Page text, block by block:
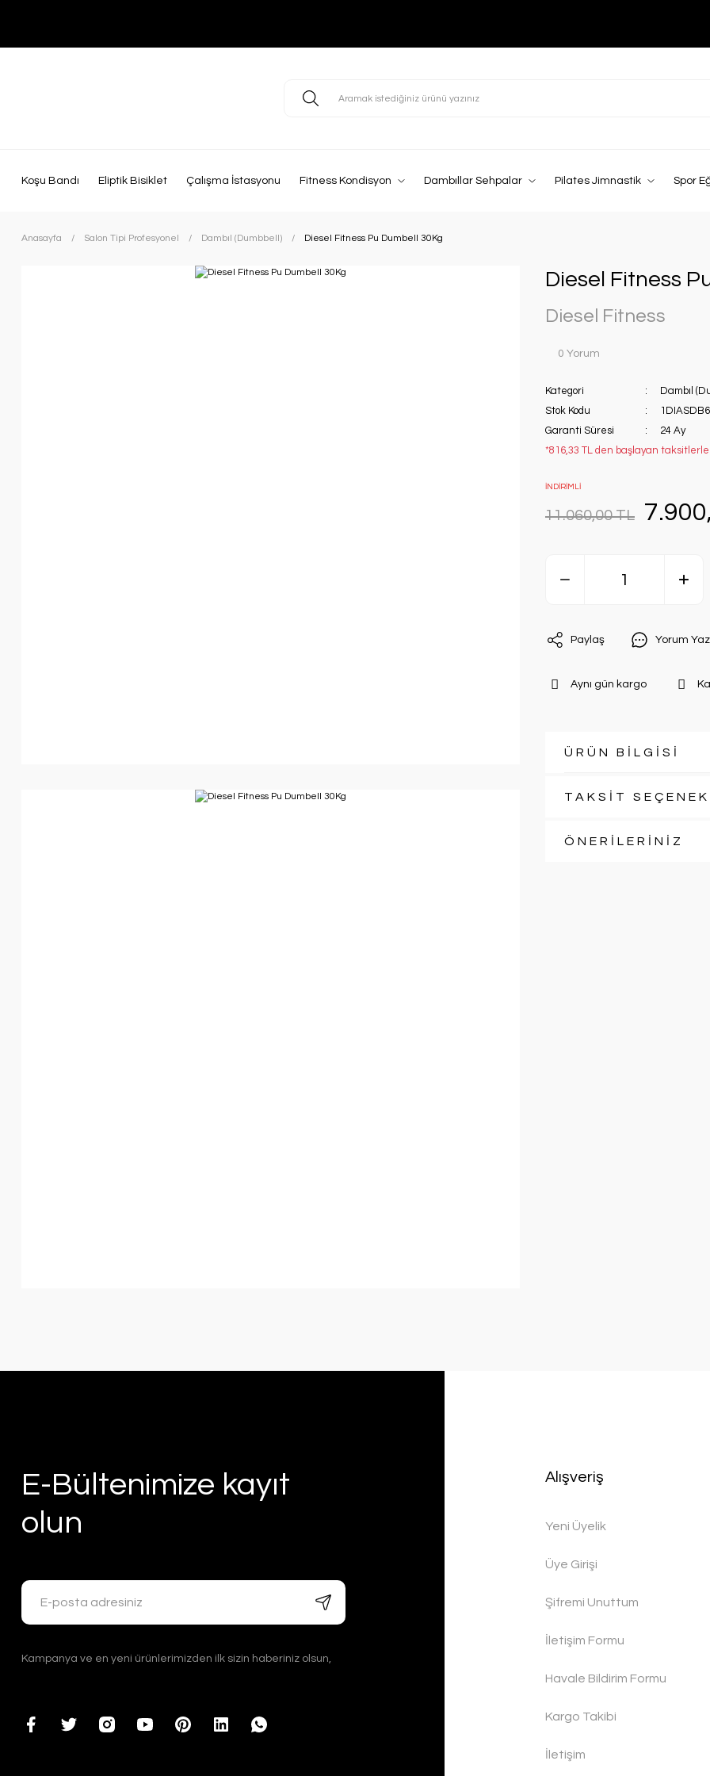
Koşu Bandı Eliptik Bisiklet Çalışma İstasyonu Fitness Kondisyon Dambıllar Sehpalar Pilates Jimnastik Spor
Anasayfa Salon Tipi Profesyonel Dambıl (Dumbbell) Diesel Fitness Pu Dumbell 30Kg
Diesel Fitness
Diesel Fitness
0 Yorum
Kategori
Dambıl
Stok Kodu
Garanti Süresi
24 Ay
*816,33 TL den başlayan
İNDİRİMLİ
11.060,00 TL
Paylaş Yorum Yaz
Aynı gün kargo
ÜRÜN BİLGİSİ
TAKSİT
ÖNERİLERİNİZ
E-Bültenimize kayıt
olun
Kampanya ve en yeni ürünlerimizden ilk sizin haberiniz olsun,
Alışveriş
Yeni Üyelik
Üye Girişi
Şifremi Unuttum
İletişim Formu
Havale Bildirim Formu
Kargo Takibi
İletişim